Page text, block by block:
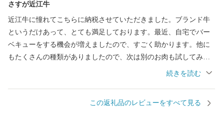
さすが近江牛
近江牛に憧れてこちらに納税させていただきました。ブランド牛
というだけあって、とても満足しております。最近、自宅でバー
ベキューをする機会が増えましたので、すごく助かります。他に
もたくさんの種類がありましたので、次は別のお肉も試してみた
この返礼品のレビューをすべて見る